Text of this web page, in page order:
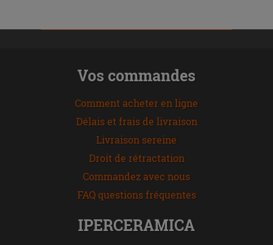
Vos commandes
Comment acheter en ligne
Délais et frais de livraison
Livraison sereine
Droit de rétractation
Commandez avec nous
FAQ questions fréquentes
IPERCERAMICA